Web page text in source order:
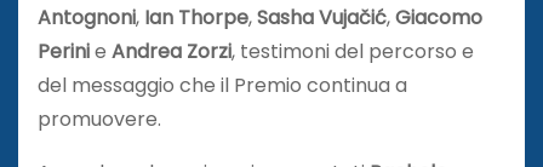
Antognoni, Ian Thorpe,Sasha Vujačić,Giacomo
Perinie Andrea Zorzi, testimoni del percorso e
del messaggio che il Premio continua a
promuovere.